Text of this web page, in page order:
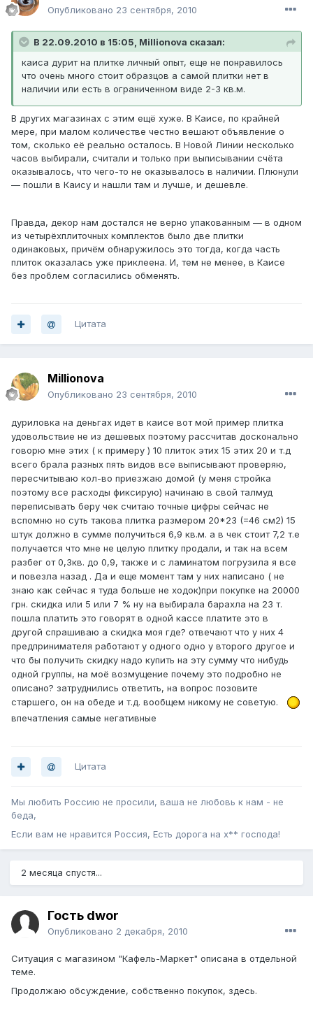
Опубликовано 23 сентября, 2010
В 22.09.2010 в 15:05, Millionova сказал:
каиса дурит на плитке личный опыт, еще не понравилось
что очень много стоит образцов а самой плитки нет в
наличии или есть в ограниченном виде 2-3 кв.м.
В других магазинах с этим ещё хуже. В Каисе, по крайней
мере, при малом количестве честно вешают объявление о
том, сколько её реально осталось. В Новой Линии несколько
часов выбирали, считали и только при выписывании счёта
оказывалось, что чего-то не оказывалось в наличии. Плюнули
— пошли в Каису и нашли там и лучше, и дешевле.
Правда, декор нам достался не верно упакованным — в одном
из четырёхплиточных комплектов было две плитки
одинаковых, причём обнаружилось это тогда, когда часть
плиток оказалась уже приклеена. И, тем не менее, в Каисе
без проблем согласились обменять.
Цитата
Millionova
Опубликовано 23 сентября, 2010
дуриловка на деньгах идет в каисе вот мой пример плитка
удовольствие не из дешевых поэтому рассчитав досконально
говорю мне этих ( к примеру ) 10 плиток этих 15 этих 20 и т.д
всего брала разных пять видов все выписывают проверяю,
пересчитываю кол-во приезжаю домой (у меня стройка
поэтому все расходы фиксирую) начинаю в свой талмуд
переписывать беру чек считаю точные цифры сейчас не
вспомню но суть такова плитка размером 20*23 (=46 см2) 15
штук должно в сумме получиться 6,9 кв.м. а в чек стоит 7,2 т.е
получается что мне не целую плитку продали, и так на всем
разбег от 0,3кв. до 0,9, также и с ламинатом погрузила я все
и повезла назад . Да и еще момент там у них написано ( не
знаю как сейчас я туда больше не ходок)при покупке на 20000
грн. скидка или 5 или 7 % ну на выбирала барахла на 23 т.
пошла платить это говорят в одной кассе платите это в
другой спрашиваю а скидка моя где? отвечают что у них 4
предпринимателя работают у одного одно у второго другое и
что бы получить скидку надо купить на эту сумму что нибудь
одной группы, на моё возмущение почему это подробно не
описано? затруднились ответить, на вопрос позовите
старшего, он на обеде и т.д. вообщем никому не советую.
впечатления самые негативные
Цитата
Мы любить Россию не просили, ваша не любовь к нам - не
беда,
Если вам не нравится Россия, Есть дорога на х** господа!
2 месяца спустя...
Гость dwor
Опубликовано 2 декабря, 2010
Ситуация с магазином "Кафель-Маркет" описана в отдельной
теме.
Продолжаю обсуждение, собственно покупок, здесь.